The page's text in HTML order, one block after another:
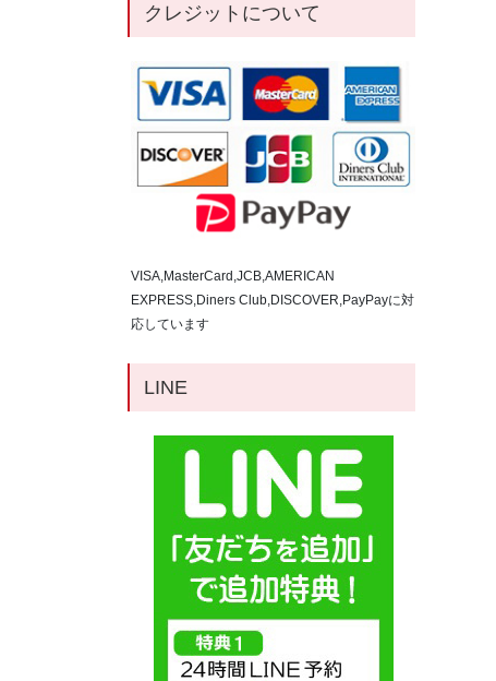
クレジットについて
VISA,MasterCard,JCB,AMERICAN
EXPRESS,Diners Club,DISCOVER,PayPayに対
応しています
LINE